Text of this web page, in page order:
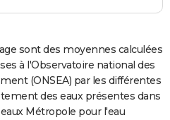
sont des moyennes calculées
à l'Observatoire national des
(ONSEA) par les différentes
des eaux présentes dans
Métropole pour l'eau